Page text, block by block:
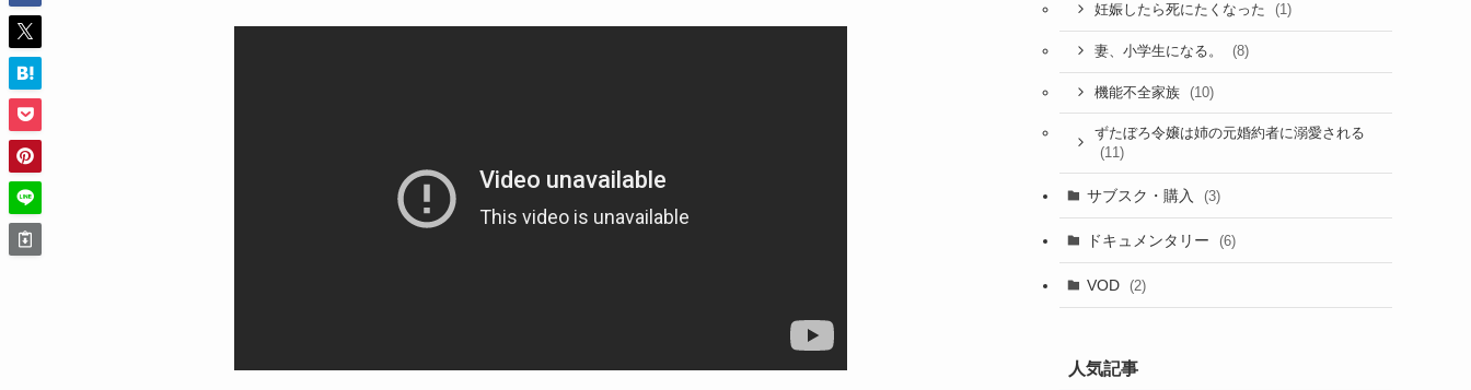
妊娠したら死にたくなった (1)
妻、小学生になる。 (8)
機能不全家族 (10)
ずたぼろ令嬢は姉の元婚約者に溺愛される
(11)
サブスク・購入 (3)
ドキュメンタリー (6)
VOD (2)
人気記事